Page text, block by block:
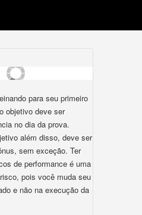
para seu primeiro
objetivo deve ser
no dia da prova.
além disso, deve ser
sem exceção. Ter
de performance é uma
pois você muda seu
e não na execução da